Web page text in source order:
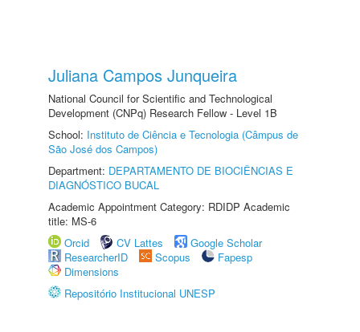
Juliana Campos Junqueira
National Council for Scientific and Technological
Development (CNPq) Research Fellow - Level 1B
School: Instituto de Ciência e Tecnologia (Câmpus de
São José dos Campos)
Department: DEPARTAMENTO DE BIOCIÊNCIAS E
DIAGNÓSTICO BUCAL
Academic Appointment Category: RDIDP Academic
title: MS-6
Orcid
CV Lattes
Google Scholar
ResearcherID
Scopus
Fapesp
Dimensions
Repositório Institucional UNESP